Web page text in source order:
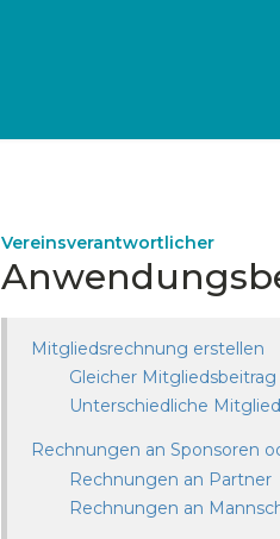
Vereinsverantwortlicher
Mitgliedsrechnung erstellen
Gleicher Mitgliedsbeitrag
Unterschiedliche
Rechnungen an Sponsoren
Rechnungen an Partner
Rechnungen an